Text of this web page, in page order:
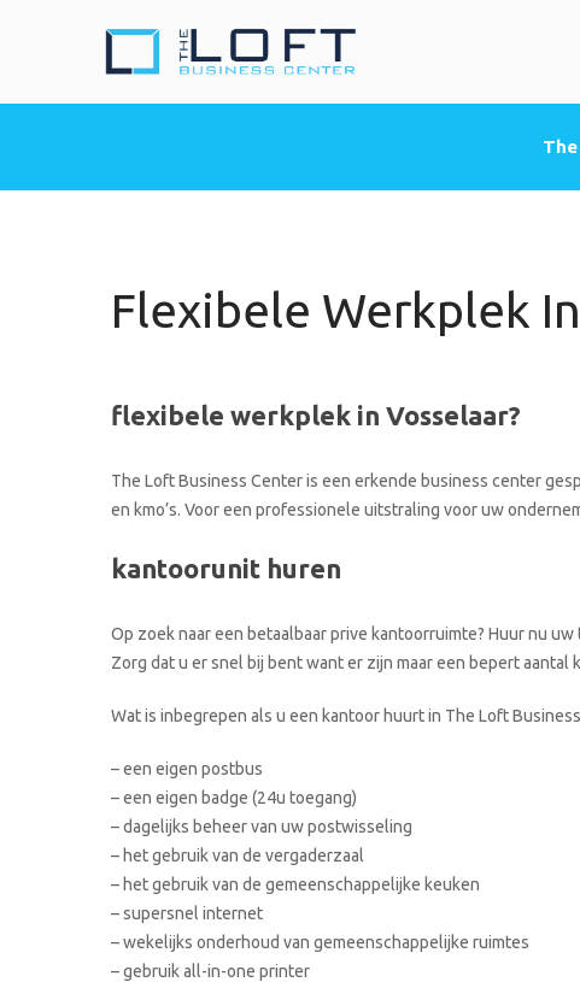
Flexibele Werkplek
flexibele werkplek in Vosselaar?
The Loft Business Center is een erkende business center
en kmo’s. Voor een professionele uitstraling voor uw
kantoorunit huren
Op zoek naar een betaalbaar prive kantoorruimte? Huur nu
Zorg dat u er snel bij bent want er zijn maar een bepert aantal
Wat is inbegrepen als u een kantoor huurt in The Loft
– een eigen postbus
– een eigen badge (24u toegang)
– dagelijks beheer van uw postwisseling
– het gebruik van de vergaderzaal
– het gebruik van de gemeenschappelijke keuken
– supersnel internet
– wekelijks onderhoud van gemeenschappelijke ruimtes
– gebruik all-in-one printer